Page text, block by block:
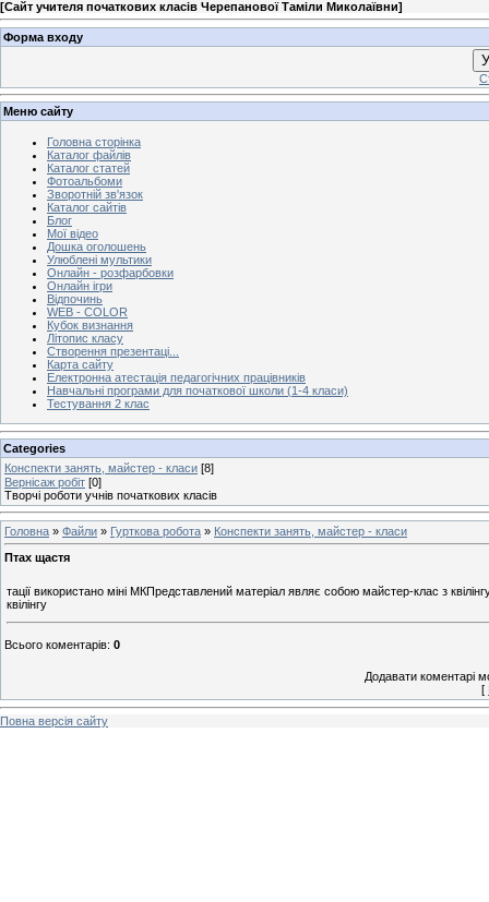
[Сайт учителя початкових класів Черепанової Таміли Миколаївни]
Форма входу
Меню сайту
Головна сторінка
Каталог файлів
Каталог статей
Фотоальбоми
Зворотній зв'язок
Каталог сайтів
Блог
Мої відео
Дошка оголошень
Улюблені мультики
Онлайн - розфарбовки
Онлайн ігри
Відпочинь
WEB - COLOR
Кубок визнання
Літопис класу
Створення презентаці...
Карта сайту
Електронна атестація педагогічних працівників
Навчальні програми для початкової школи (1-4 класи)
Тестування 2 клас
Categories
Конспекти занять, майстер - класи [8]
Вернісаж робіт [0]
Творчі роботи учнів початкових класів
Головна » Файли » Гурткова робота » Конспекти занять, майстер - класи
Птах щастя
тації використано міні МКПредставлений матеріал являє собою майстер-клас з
квілінгу
Всього коментарів: 0
Додавати коментарі
[
Повна версія сайту